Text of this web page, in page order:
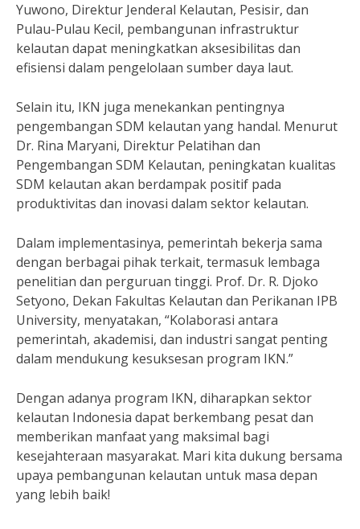
Yuwono, Direktur Jenderal Kelautan, Pesisir, dan
Pulau-Pulau Kecil, pembangunan infrastruktur
kelautan dapat meningkatkan aksesibilitas dan
efisiensi dalam pengelolaan sumber daya laut.
Selain itu, IKN juga menekankan pentingnya
pengembangan SDM kelautan yang handal. Menurut
Dr. Rina Maryani, Direktur Pelatihan dan
Pengembangan SDM Kelautan, peningkatan kualitas
SDM kelautan akan berdampak positif pada
produktivitas dan inovasi dalam sektor kelautan.
Dalam implementasinya, pemerintah bekerja sama
dengan berbagai pihak terkait, termasuk lembaga
penelitian dan perguruan tinggi. Prof. Dr. R. Djoko
Setyono, Dekan Fakultas Kelautan dan Perikanan IPB
University, menyatakan, “Kolaborasi antara
pemerintah, akademisi, dan industri sangat penting
dalam mendukung kesuksesan program IKN.”
Dengan adanya program IKN, diharapkan sektor
kelautan Indonesia dapat berkembang pesat dan
memberikan manfaat yang maksimal bagi
kesejahteraan masyarakat. Mari kita dukung bersama
upaya pembangunan kelautan untuk masa depan
yang lebih baik!